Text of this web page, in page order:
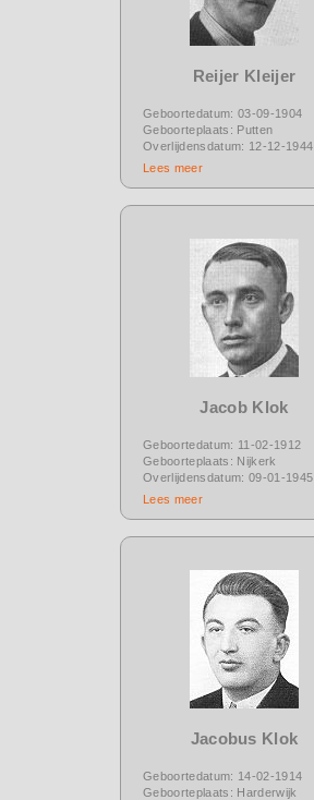
Reijer Kleijer
Geboortedatum: 03-09-1904
Geboorteplaats: Putten
Overlijdensdatum: 12-12-1944
Lees meer
Jacob Klok
Geboortedatum: 11-02-1912
Geboorteplaats: Nijkerk
Overlijdensdatum: 09-01-1945
Lees meer
Jacobus Klok
Geboortedatum: 14-02-1914
Geboorteplaats: Harderwijk